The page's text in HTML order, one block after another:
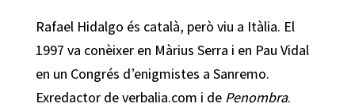
Rafael Hidalgo és català, però viu a Itàlia. El
1997 va conèixer en Màrius Serra i en Pau Vidal
en un Congrés d’enigmistes a Sanremo.
Exredactor de verbalia.com i de Penombra.